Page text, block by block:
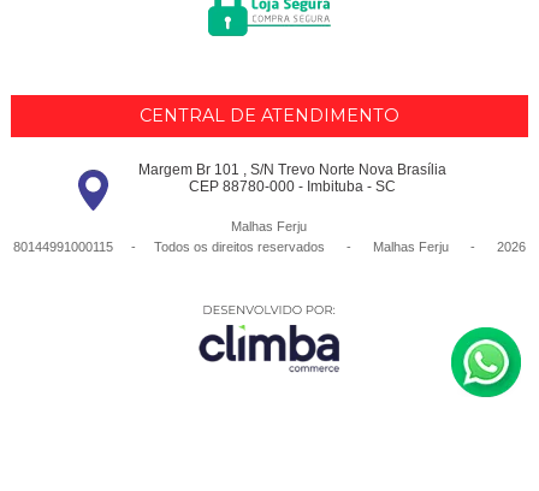
CENTRAL DE ATENDIMENTO
Margem Br 101 , S/N Trevo Norte Nova Brasília
CEP 88780-000 - Imbituba - SC
Malhas Ferju
80144991000115 - Todos os direitos reservados
- Malhas Ferju - 2026